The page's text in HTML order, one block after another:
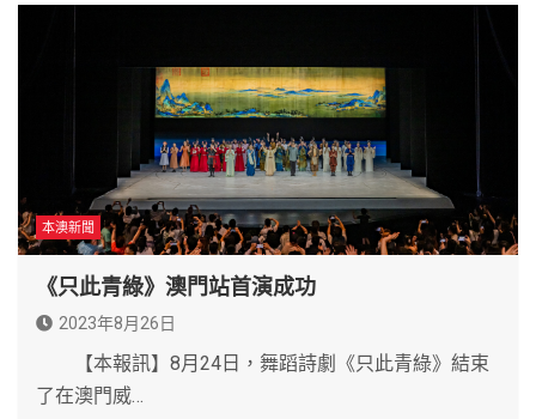
本澳新聞
《只此青綠》澳門站首演成功
2023年8月26日
【本報訊】8月24日，舞蹈詩劇《只此青綠》結束
了在澳門威…